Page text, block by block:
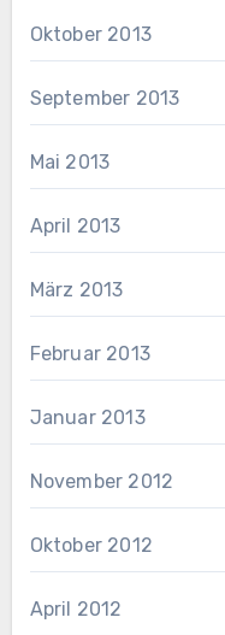
Oktober 2013
September 2013
Mai 2013
April 2013
März 2013
Februar 2013
Januar 2013
November 2012
Oktober 2012
April 2012